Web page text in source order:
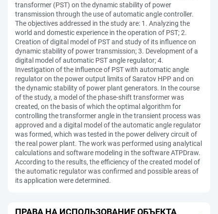
transformer (PST) on the dynamic stability of power
transmission through the use of automatic angle controller.
The objectives addressed in the study are: 1. Analyzing the
world and domestic experience in the operation of PST; 2.
Creation of digital model of PST and study of its influence on
dynamic stability of power transmission; 3. Development of a
digital model of automatic PST angle regulator; 4.
Investigation of the influence of PST with automatic angle
regulator on the power output limits of Saratov HPP and on
the dynamic stability of power plant generators. In the course
of the study, a model of the phase-shift transformer was
created, on the basis of which the optimal algorithm for
controlling the transformer angle in the transient process was
approved and a digital model of the automatic angle regulator
was formed, which was tested in the power delivery circuit of
the real power plant. The work was performed using analytical
calculations and software modeling in the software ATPDraw.
According to the results, the efficiency of the created model of
the automatic regulator was confirmed and possible areas of
its application were determined.
ПРАВА НА ИСПОЛЬЗОВАНИЕ ОБЪЕКТА